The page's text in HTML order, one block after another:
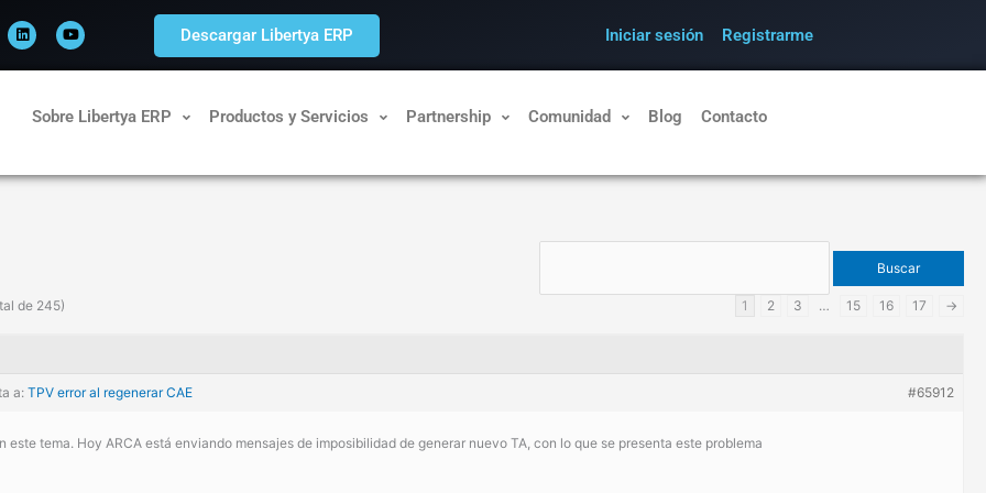
i
n
k
e
o
u
t
u
Descargar Libertya ERP Iniciar sesión Registrarme
Sobre Libertya ERP Productos y Servicios Partnership Comunidad Blog Contacto
de 245) 1 2 3 … 15 16 17 →
a: TPV error al regenerar CAE #65912
este tema. Hoy ARCA está enviando mensajes de imposibilidad de generar nuevo TA, con lo que se presenta este problema